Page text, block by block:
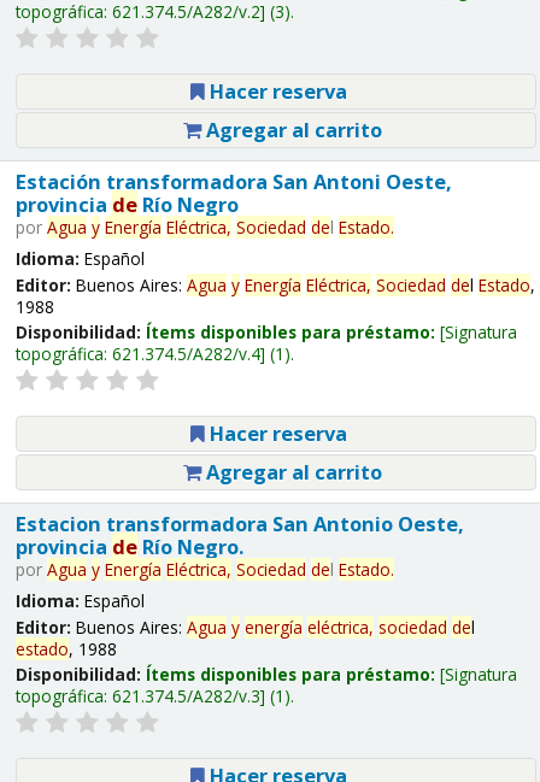
topográfica: 621.374.5/A282/v.2 (3).
Hacer reserva
Agregar al carrito
Estación transformadora San Antoni Oeste,
provincia deRío Negro
por Agua y Energía Eléctrica, Sociedad del Estado.
Idioma: Español
Editor: Buenos Aires: Agua y Energía Eléctrica, Sociedad del Estado,
1988
Disponibilidad: Ítems disponibles para préstamo: Signatura
topográfica: 621.374.5/A282/v.4 (1).
Hacer reserva
Agregar al carrito
Estacion transformadora San Antonio Oeste,
provincia deRío Negro.
por Agua y Energía Eléctrica, Sociedad del Estado.
Idioma: Español
Editor: Buenos Aires: Agua y energía eléctrica, sociedad del
estado, 1988
Disponibilidad: Ítems disponibles para préstamo: Signatura
topográfica: 621.374.5/A282/v.3 (1).
Hacer reserva